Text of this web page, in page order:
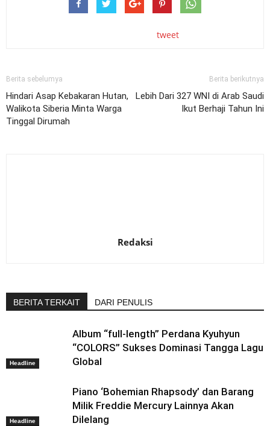
tweet
Berita sebelumya
Hindari Asap Kebakaran Hutan,
Walikota Siberia Minta Warga
Tinggal Dirumah
Berita berikutnya
Lebih Dari 327 WNI di Arab Saudi
Ikut Berhaji Tahun Ini
Redaksi
BERITA TERKAIT DARI PENULIS
Headline
Album “full-length” Perdana Kyuhyun
“COLORS” Sukses Dominasi Tangga Lagu
Global
Headline
Piano ‘Bohemian Rhapsody’ dan Barang
Milik Freddie Mercury Lainnya Akan
Dilelang